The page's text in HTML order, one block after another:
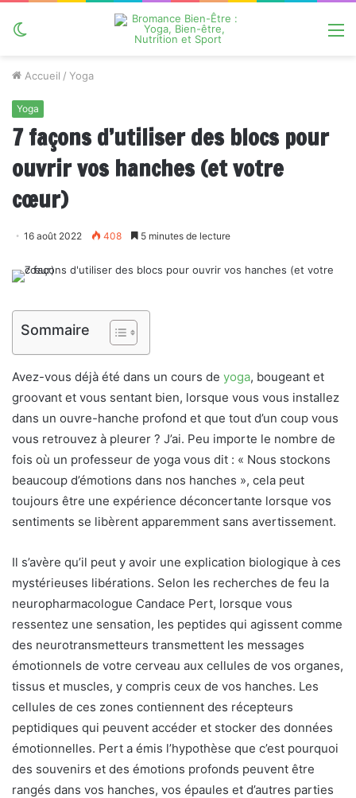
Accueil / Yoga
Yoga
7 façons d’utiliser des blocs pour
ouvrir vos hanches (et votre
cœur)
16 août 2022 408 5 minutes de lecture
Sommaire
Avez-vous déjà été dans un cours de yoga, bougeant et
groovant et vous sentant bien, lorsque vous vous installez
dans un ouvre-hanche profond et que tout d’un coup vous
vous retrouvez à pleurer ? J’ai. Peu importe le nombre de
fois où un professeur de yoga vous dit : « Nous stockons
beaucoup d’émotions dans nos hanches », cela peut
toujours être une expérience déconcertante lorsque vos
sentiments se libèrent apparemment sans avertissement.
Il s’avère qu’il peut y avoir une explication biologique à ces
mystérieuses libérations. Selon les recherches de feu la
neuropharmacologue Candace Pert, lorsque vous
ressentez une sensation, les peptides qui agissent comme
des neurotransmetteurs transmettent les messages
émotionnels de votre cerveau aux cellules de vos organes,
tissus et muscles, y compris ceux de vos hanches. Les
cellules de ces zones contiennent des récepteurs
peptidiques qui peuvent accéder et stocker des données
émotionnelles. Pert a émis l’hypothèse que c’est pourquoi
des souvenirs et des émotions profonds peuvent être
rangés dans vos hanches, vos épaules et d’autres parties